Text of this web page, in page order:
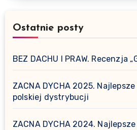
Ostatnie posty
BEZ DACHU I PRAW. Recenzja
ZACNA DYCHA 2025.
polskiej dystrybucji
ZACNA DYCHA 2024.